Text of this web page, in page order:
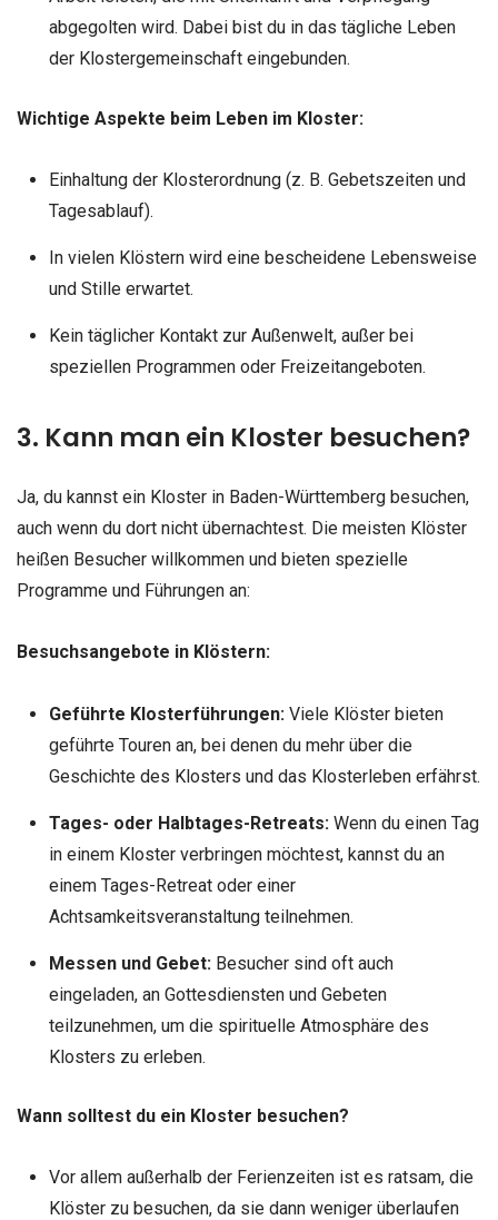
abgegolten wird. Dabei bist du in das tägliche Leben
der Klostergemeinschaft eingebunden.
Wichtige Aspekte beim Leben im Kloster:
Einhaltung der Klosterordnung (z. B. Gebetszeiten und
Tagesablauf).
In vielen Klöstern wird eine bescheidene Lebensweise
und Stille erwartet.
Kein täglicher Kontakt zur Außenwelt, außer bei
speziellen Programmen oder Freizeitangeboten.
3. Kann man ein Kloster besuchen?
Ja, du kannst ein Kloster in Baden-Württemberg besuchen,
auch wenn du dort nicht übernachtest. Die meisten Klöster
heißen Besucher willkommen und bieten spezielle
Programme und Führungen an:
Besuchsangebote in Klöstern:
Geführte Klosterführungen:Viele Klöster bieten
geführte Touren an, bei denen du mehr über die
Geschichte des Klosters und das Klosterleben erfährst.
Tages- oder Halbtages-Retreats:Wenn du einen Tag
in einem Kloster verbringen möchtest, kannst du an
einem Tages-Retreat oder einer
Achtsamkeitsveranstaltung teilnehmen.
Messen und Gebet:Besucher sind oft auch
eingeladen, an Gottesdiensten und Gebeten
teilzunehmen, um die spirituelle Atmosphäre des
Klosters zu erleben.
Wann solltest du ein Kloster besuchen?
Vor allem außerhalb der Ferienzeiten ist es ratsam, die
Klöster zu besuchen, da sie dann weniger überlaufen